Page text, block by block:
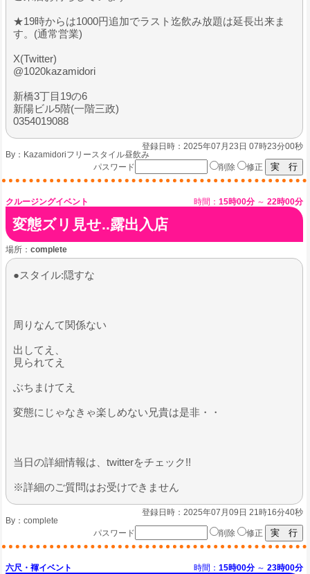
★19時からは1000円追加でラスト迄飲み放題は延長出来ま
す。(通常営業)
X(Twitter)
@1020kazamidori
新橋3丁目19の6
新陽ビル5階(一階三政)
0354019088
登録日時：2025年07月23日 07時23分00秒
By： Kazamidoriフリースタイル昼飲み
パスワード
削除 修正
クルージングイベント 時間： 15時00分 ～ 22時00分
変態ズリ見せ..露出入店
場所： complete
●スタイル:隠すな
周りなんて関係ない
出してえ、
見られてえ
ぶちまけてえ
​変態にじゃなきゃ楽しめない兄貴は是非・・
​当日の詳細情報は、twitterをチェック!!
※詳細のご質問はお受けできません
登録日時：2025年07月09日 21時16分40秒
By： complete
パスワード
削除 修正
六尺・褌イベント 時間： 15時00分 ～ 23時00分